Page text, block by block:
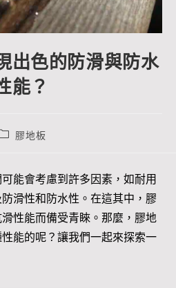
出色的防滑與防水
能？
膠地板
能會考慮到許多因素，如耐用
滑性和防水性。在這其中，膠
性能而備受青睞。那麼，膠地
能的呢？讓我們一起來探索一